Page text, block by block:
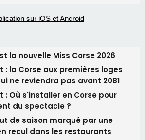
la nouvelle Miss Corse 2026
: la Corse aux premières loges
ne reviendra pas avant 2081
: Où s'installer en Corse pour
du spectacle ?
de saison marqué par une
recul dans les restaurants